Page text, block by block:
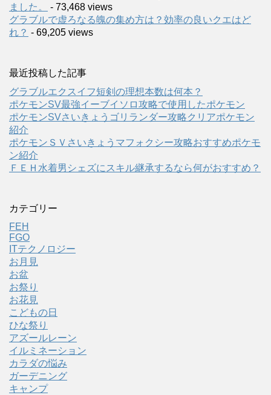
ました。
- 73,468 views
グラブルで虚ろなる魄の集め方は？効率の良いクエはど
れ？ - 69,205 views
最近投稿した記事
グラブルエクスイフ短剣の理想本数は何本？
ポケモンSV最強イーブイソロ攻略で使用したポケモン
ポケモンSVさいきょうゴリランダー攻略クリアポケモン
紹介
ポケモンＳＶさいきょうマフォクシー攻略おすすめポケモ
ン紹介
ＦＥＨ水着男シェズにスキル継承するなら何がおすすめ？
カテゴリー
FEH
FGO
ITテクノロジー
お月見
お盆
お祭り
お花見
こどもの日
ひな祭り
アズールレーン
イルミネーション
カラダの悩み
ガーデニング
キャンプ